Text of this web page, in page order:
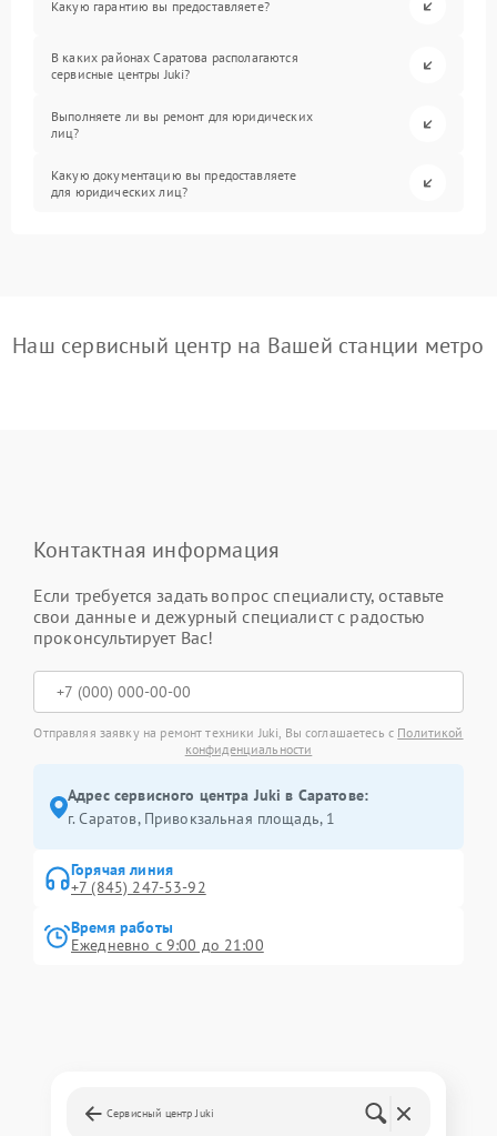
Какую гарантию вы предоставляете?
В каких районах Саратова располагаются
сервисные центры Juki?
Выполняете ли вы ремонт для юридических
лиц?
Какую документацию вы предоставляете
для юридических лиц?
Наш сервисный центр на Вашей станции метро
Контактная информация
Если требуется задать вопрос специалисту, оставьте
свои данные и дежурный специалист с радостью
проконсультирует Вас!
Отправляя заявку на ремонт техники Juki, Вы соглашаетесь с Политикой
конфиденциальности
Адрес сервисного центра Juki в Саратове:
г. Саратов, Привокзальная площадь, 1
Горячая линия
+7 (845) 247-53-92
Время работы
Ежедневно с 9:00 до 21:00
Сервисный центр Juki